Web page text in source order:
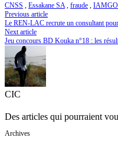
CNSS Essakane SA fraude
Previous article
Le REN-LAC recrute un consultant
Next article
Jeu concours BD Kouka n°18 : les
CIC
Des articles qui pourraient
Archives